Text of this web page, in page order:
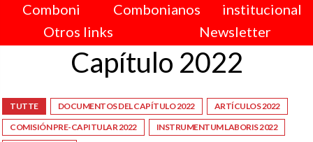
Comboni
Combonianos
institucional
Otros links
Newsletter
Capítulo 2022
TUTTE DOCUMENTOS DEL CAPÍTULO 2022
ARTÍCULOS 2022
COMISIÓN PRE-CAPITULAR 2022
INSTRUMENTUM LABORIS 2022